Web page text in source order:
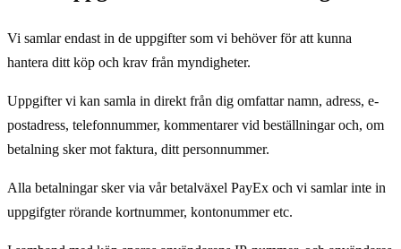
Vi samlar endast in de uppgifter som vi behöver för att kunna
hantera ditt köp och krav från myndigheter.
Uppgifter vi kan samla in direkt från dig omfattar namn, adress, e-
postadress, telefonnummer, kommentarer vid beställningar och, om
betalning sker mot faktura, ditt personnummer.
Alla betalningar sker via vår betalväxel PayEx och vi samlar inte in
uppgifgter rörande kortnummer, kontonummer etc.